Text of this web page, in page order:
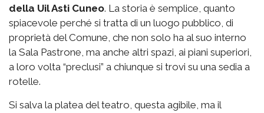
della Uil Asti Cuneo. La storia è semplice, quanto
spiacevole perché si tratta di un luogo pubblico, di
proprietà del Comune, che non solo ha al suo interno
la Sala Pastrone, ma anche altri spazi, ai piani superiori,
a loro volta “preclusi” a chiunque si trovi su una sedia a
rotelle.
Si salva la platea del teatro, questa agibile, ma il